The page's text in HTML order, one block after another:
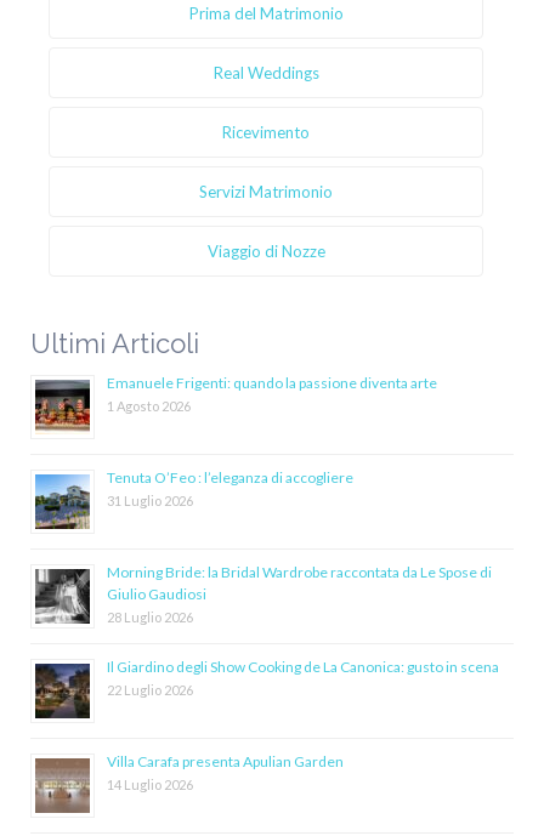
Prima del Matrimonio
Real Weddings
Ricevimento
Servizi Matrimonio
Viaggio di Nozze
Ultimi Articoli
Emanuele Frigenti: quando la passione diventa arte
1 Agosto 2026
Tenuta O’Feo : l’eleganza di accogliere
31 Luglio 2026
Morning Bride: la Bridal Wardrobe raccontata da Le Spose di
Giulio Gaudiosi
28 Luglio 2026
Il Giardino degli Show Cooking de La Canonica: gusto in scena
22 Luglio 2026
Villa Carafa presenta Apulian Garden
14 Luglio 2026